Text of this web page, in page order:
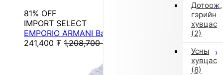
Дотоож,
гэрийн
хувцас
(2)
Усны
хувцас
(8)
81% OFF
IMPORT SELECT
EMPORIO ARMANI Baby Set
241,400 ₮ 1,208,700 ₮